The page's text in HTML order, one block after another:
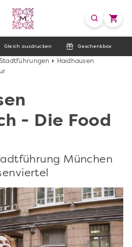
Gleich ausdrucken Geschenkbox
Haidhausen
- Die Food
München